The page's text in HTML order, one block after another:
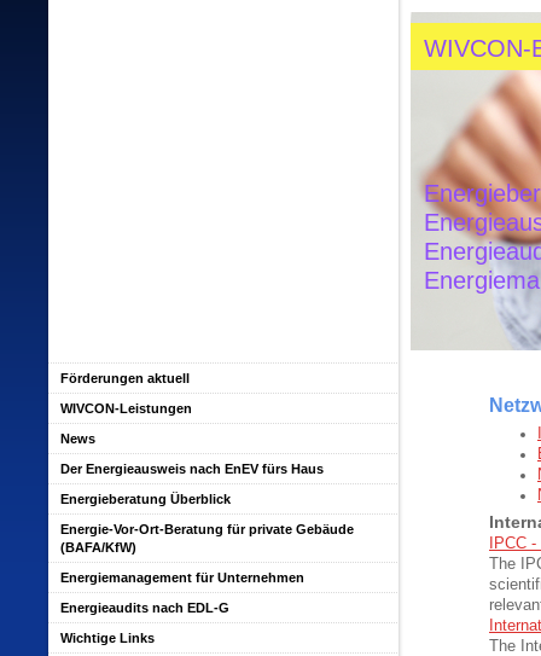
WIVCON-
IPCC
The
The
Förderungen aktuell
WIVCON-Leistungen
News
Der Energieausweis nach EnEV fürs Haus
Energieberatung Überblick
Energie-Vor-Ort-Beratung für private Gebäude
(BAFA/KfW)
Energiemanagement für Unternehmen
Energieaudits nach EDL-G
Wichtige Links